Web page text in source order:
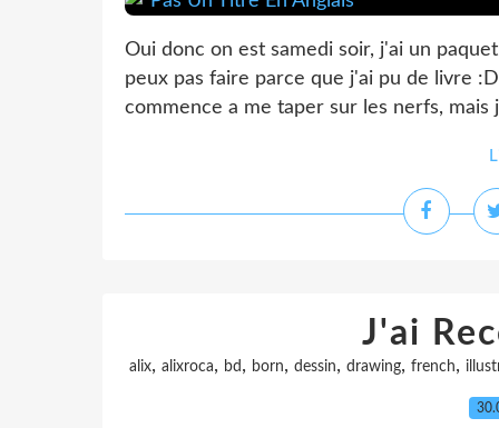
Oui donc on est samedi soir, j'ai un
peux pas faire parce que j'ai pu de livre
commence a me taper sur les nerfs, mais
J'ai
alix, alixroca, bd , born, dessin, drawing, french,